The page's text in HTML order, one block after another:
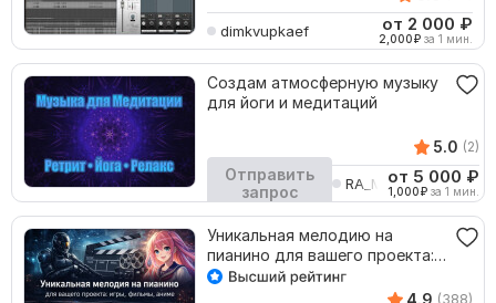
dimkvupkaef от 2 000 ₽
2,000₽ за 1 мин.
Кворк остановлен
Создам атмосферную музыку
для йоги и медитаций
5.0 (2)
Отправить
запрос
RA_MIRот 5 000 ₽
1,000₽ за 1 мин.
Уникальная мелодию на
пианино для вашего проекта:
игры, фильмы, аниме
4.9 (388)